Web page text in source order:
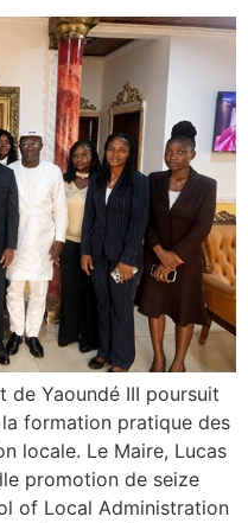
de Yaoundé III poursuit
formation pratique des
locale. Le Maire, Lucas
promotion de seize
of Local Administration